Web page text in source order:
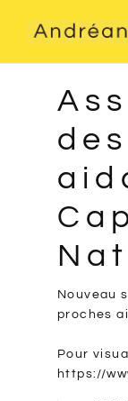
Services
Contact
Nouveau
proches
Pour
https://